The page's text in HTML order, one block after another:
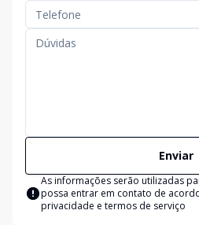
Enviar
As informações serão utilizadas
possa entrar em contato de
privacidade e termos de serviço